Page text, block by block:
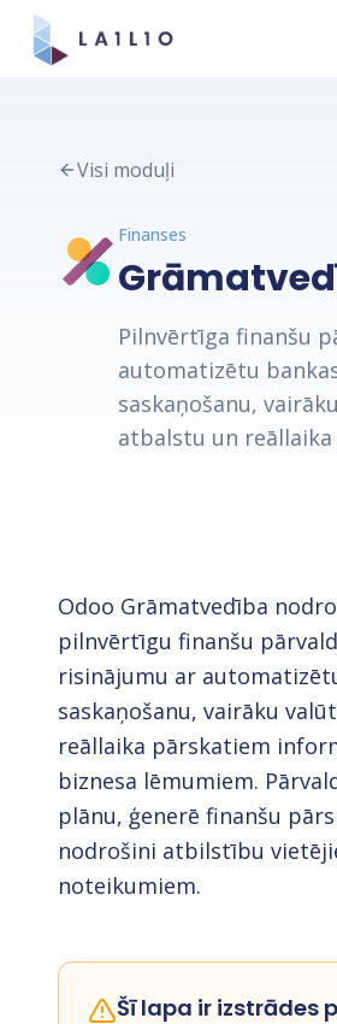
Visi moduļi
Finanses
Pilnvērtīga finanšu
automatizētu
saskaņošanu,
atbalstu un
Odoo Grāmatvedība
pilnvērtīgu finanšu
risinājumu ar
saskaņošanu, vairāku
reāllaika pārskatiem
biznesa lēmumiem.
plānu, ģenerē finanšu
nodrošini atbilstību
noteikumiem.
Šī lapa ir izstrādes